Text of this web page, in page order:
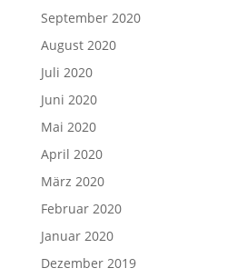
September 2020
August 2020
Juli 2020
Juni 2020
Mai 2020
April 2020
März 2020
Februar 2020
Januar 2020
Dezember 2019